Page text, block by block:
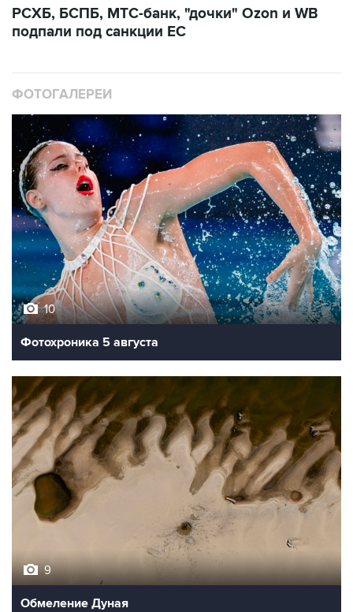
РСХБ, БСПБ, МТС-банк, "дочки" Ozon и WB
подпали под санкции ЕС
ФОТОГАЛЕРЕИ
10
Фотохроника 5 августа
9
Обмеление Дуная